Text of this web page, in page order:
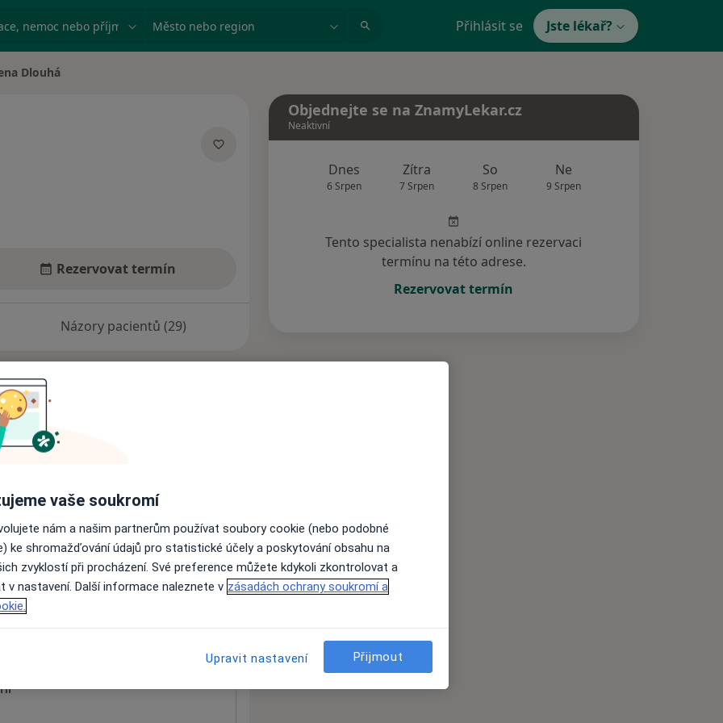
nemoc nebo příjmení Město nebo region Přihlásit se Jste lékař?
Dlouhá
Rezervovat termín
Názory pacientů (29)
nejsou k dispozici
informace o svých službách.
Objednejte se na ZnamyLekar.cz
Neaktivní
Dnes
6 Srpen
Zítra
7 Srpen
So
8 Srpen
Ne
9 Srpen
Tento specialista nenabízí online rezervaci
termínu na této adrese.
Rezervovat termín
vaše soukromí
nám a našim partnerům používat soubory cookie (nebo podobné
ke shromažďování údajů pro statistické účely a poskytování obsahu na
zvyklostí při procházení. Své preference můžete kdykoli zkontrolovat a
v nastavení. Další informace naleznete v zásadách ochrany soukromí a
Upravit nastavení Přijmout